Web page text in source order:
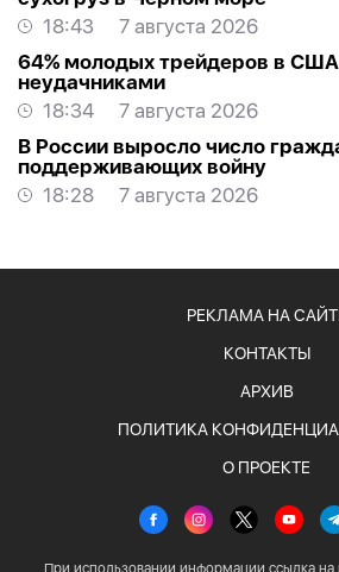
18:43
7 августа 2026
64% молодых трейдеров в
неудачниками
18:34
7 августа 2026
В России выросло число
поддерживающих войну
18:28
7 августа 2026
РЕКЛАМА НА
КОНТАКТЫ
АРХИВ
ПОЛИТИКА
О ПРОЕКТЕ